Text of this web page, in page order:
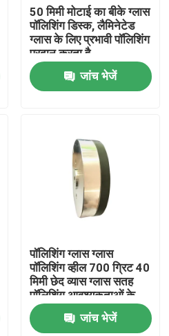
50 मिमी मोटाई का बीके ग्लास
पॉलिशिंग डिस्क, लैमिनेटेड
ग्लास के लिए प्रभावी पॉलिशिंग
प्रदान करता है
जांच भेजें
पॉलिशिंग ग्लास ग्लास
पॉलिशिंग व्हील 700 ग्रिट 40
मिमी छेद व्यास ग्लास सतह
पॉलिशिंग आवश्यकताओं के
लिए प्रदर्शन प्रदान करता है
जांच भेजें